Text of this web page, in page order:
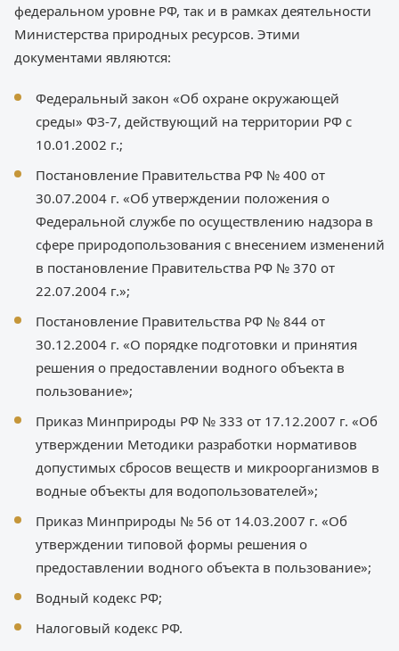
федеральном уровне РФ, так и в рамках деятельности
Министерства природных ресурсов. Этими
документами являются:
Федеральный закон «Об охране окружающей
среды» ФЗ-7, действующий на территории РФ с
10.01.2002 г.;
Постановление Правительства РФ № 400 от
30.07.2004 г. «Об утверждении положения о
Федеральной службе по осуществлению надзора в
сфере природопользования с внесением изменений
в постановление Правительства РФ № 370 от
22.07.2004 г.»;
Постановление Правительства РФ № 844 от
30.12.2004 г. «О порядке подготовки и принятия
решения о предоставлении водного объекта в
пользование»;
Приказ Минприроды РФ № 333 от 17.12.2007 г. «Об
утверждении Методики разработки нормативов
допустимых сбросов веществ и микроорганизмов в
водные объекты для водопользователей»;
Приказ Минприроды № 56 от 14.03.2007 г. «Об
утверждении типовой формы решения о
предоставлении водного объекта в пользование»;
Водный кодекс РФ;
Налоговый кодекс РФ.